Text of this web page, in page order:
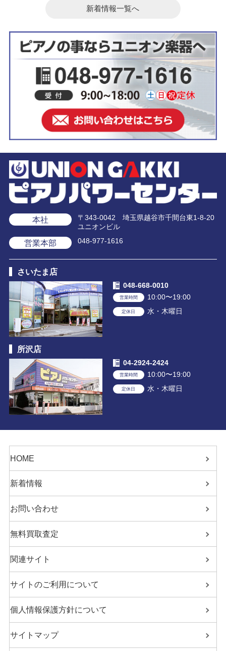
新着情報一覧へ
本社
〒343-0042 埼玉県越谷市千間台東1-8-20
ユニオンビル
営業本部 048-977-1616
さいたま店
048-668-0010
営業時間 10:00〜19:00
定休日 水・木曜日
所沢店
04-2924-2424
営業時間 10:00〜19:00
定休日 水・木曜日
HOME
新着情報
お問い合わせ
無料買取査定
関連サイト
サイトのご利用について
個人情報保護方針について
サイトマップ